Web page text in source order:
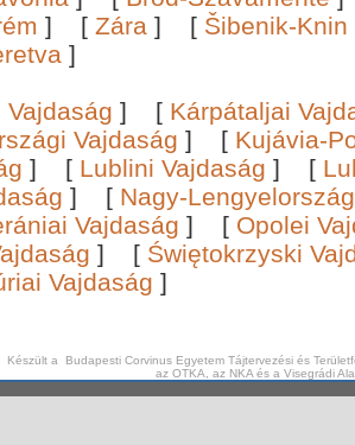
] [ Zára ] [ Šibenik-Knin
]
] [ Kárpátaljai
Vajdaság ] [ Kujávia-
] [ Lublini Vajdaság ] [
] [ Nagy-
Vajdaság ] [ Opolei
] [ Świętokrzyski
Vajdaság ]
Készült a Budapesti Corvinus Egyetem Tájtervezési és
az OTKA, az NKA és a Visegrádi